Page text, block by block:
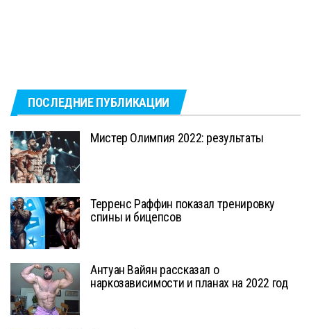
ПОСЛЕДНИЕ ПУБЛИКАЦИИ
Мистер Олимпия 2022: результаты
Терренс Раффин показал тренировку
спины и бицепсов
Антуан Вайян рассказал о
наркозависимости и планах на 2022 год